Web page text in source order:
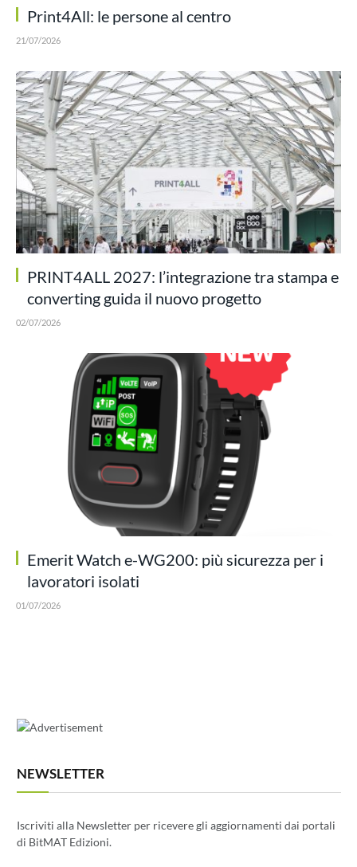
Print4All: le persone al centro
21/07/2026
PRINT4ALL 2027: l’integrazione tra stampa e
converting guida il nuovo progetto
02/07/2026
Emerit Watch e-WG200: più sicurezza per i
lavoratori isolati
01/07/2026
NEWSLETTER
Iscriviti alla Newsletter per ricevere gli aggiornamenti dai portali
di BitMAT Edizioni.